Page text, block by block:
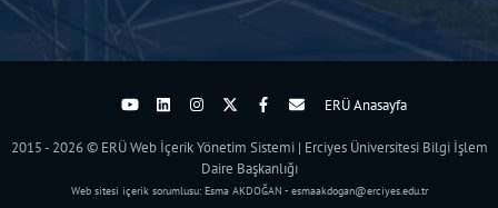
ERÜ Anasayfa
2015 - 2026 © ERÜ Web İçerik Yönetim Sistemi | Erciyes Üniversitesi Bilgi İşlem
Daire Başkanlığı
Web sitesi içerik sorumlusu: Esma AKDOĞAN - esmaakdogan@erciyes.edu.tr